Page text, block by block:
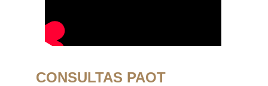
CONSULTAS PAOT